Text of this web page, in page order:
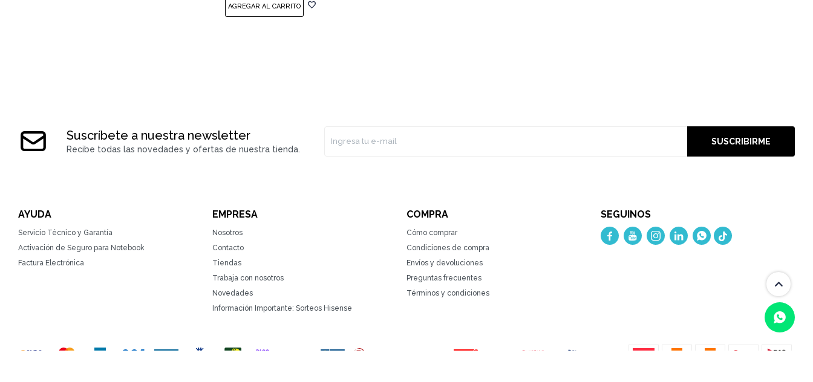
Suscríbete a nuestra newsletter
Recibe todas las novedades y ofertas de nuestra tienda.
SUSCRIBIRME
AYUDA
Servicio Técnico y Garantía
Activación de Seguro para Notebook
Factura Electrónica
EMPRESA
Nosotros
Contacto
Tiendas
Trabaja con nosotros
Novedades
Información Importante: Sorteos Hisense
COMPRA
Cómo comprar
Condiciones de compra
Envíos y devoluciones
Preguntas frecuentes
Términos y condiciones
SEGUINOS
    